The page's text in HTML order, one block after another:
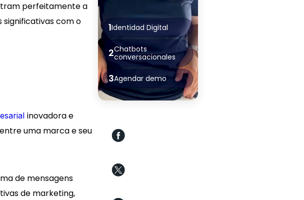
perfeitamente a
com o
inovadora e
uma marca e seu
de mensagens
de marketing,
1Identidad Digital
2Chatbots
conversacionales
3Agendar demo